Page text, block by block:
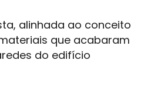
alinhada ao conceito
que acabaram
do edifício